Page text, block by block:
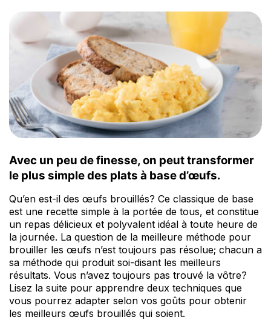
Avec un peu de finesse, on peut transformer
le plus simple des plats à base d’œufs.
Qu’en est-il des œufs brouillés? Ce classique de base
est une recette simple à la portée de tous, et constitue
un repas délicieux et polyvalent idéal à toute heure de
la journée. La question de la meilleure méthode pour
brouiller les œufs n’est toujours pas résolue; chacun a
sa méthode qui produit soi-disant les meilleurs
résultats. Vous n’avez toujours pas trouvé la vôtre?
Lisez la suite pour apprendre deux techniques que
vous pourrez adapter selon vos goûts pour obtenir
les meilleurs œufs brouillés qui soient.